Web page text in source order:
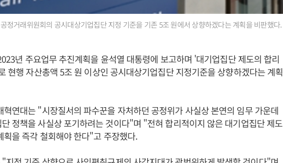
정거래위원회의 공시대상기업집단 지정 기준을 기존 5조 원에서 상향하겠다는 계획을 비판했다.
년 주요업무 추진계획을 윤석열 대통령에 보고하며 '대기업집단 제도의 합리
현행 자산총액 5조 원 이상인 공시대상기업집단 지정기준을 상향하겠다는 계획
혁연대는 "시장질서의 파수꾼을 자처하던 공정위가 사실상 본연의 임무 가운데
정책을 사실상 포기하려는 것이다"며 "전혀 합리적이지 않은 대기업집단 제도
획을 즉각 철회해야 한다"고 주장했다.